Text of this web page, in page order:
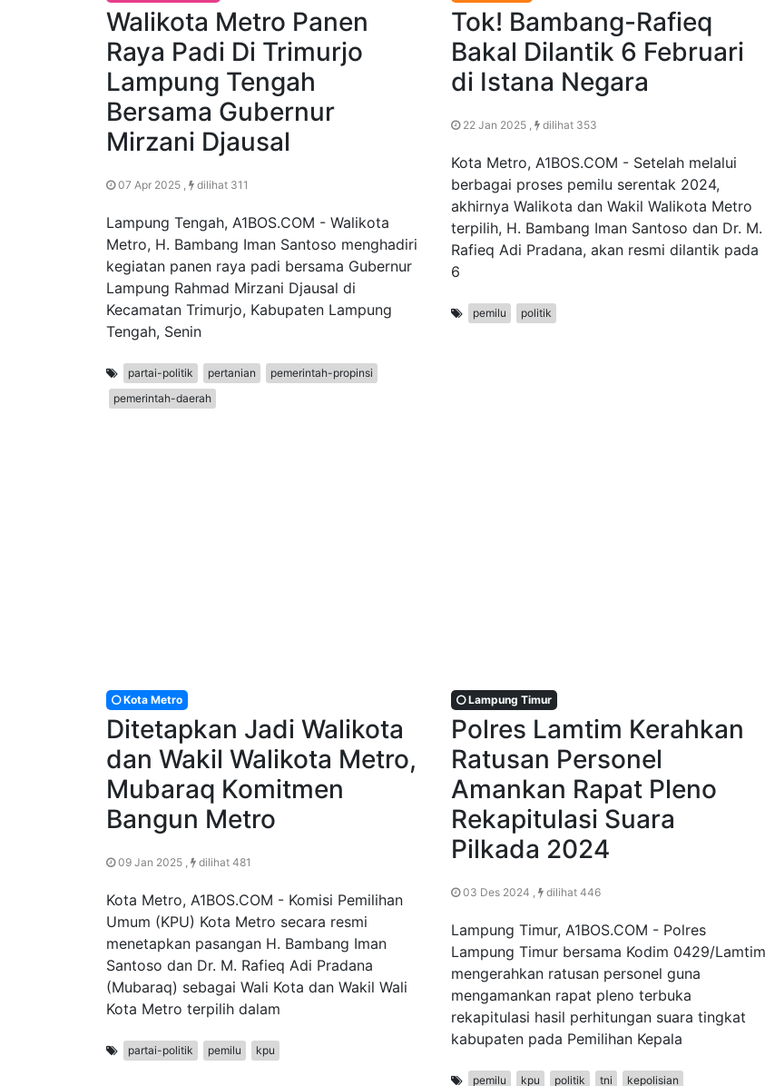
Walikota Metro Panen
Raya Padi Di Trimurjo
Lampung Tengah
Bersama Gubernur
Mirzani Djausal
07 Apr 2025 , dilihat 311
Lampung Tengah, A1BOS.COM - Walikota
Metro, H. Bambang Iman Santoso menghadiri
kegiatan panen raya padi bersama Gubernur
Lampung Rahmad Mirzani Djausal di
Kecamatan Trimurjo, Kabupaten Lampung
Tengah, Senin
partai-politik pertanian
pemerintah-propinsi
pemerintah-daerah
Tok! Bambang-Rafieq
Bakal Dilantik 6 Februari
di Istana Negara
22 Jan 2025 , dilihat 353
Kota Metro, A1BOS.COM - Setelah melalui
berbagai proses pemilu serentak 2024,
akhirnya Walikota dan Wakil Walikota Metro
terpilih, H. Bambang Iman Santoso dan Dr. M.
Rafieq Adi Pradana, akan resmi dilantik pada
6
pemilu politik
Kota Metro
Ditetapkan Jadi Walikota
dan Wakil Walikota Metro,
Mubaraq Komitmen
Bangun Metro
09 Jan 2025 , dilihat 481
Kota Metro, A1BOS.COM - Komisi Pemilihan
Umum (KPU) Kota Metro secara resmi
menetapkan pasangan H. Bambang Iman
Santoso dan Dr. M. Rafieq Adi Pradana
(Mubaraq) sebagai Wali Kota dan Wakil Wali
Kota Metro terpilih dalam
partai-politik pemilu kpu
Lampung Timur
Polres Lamtim Kerahkan
Ratusan Personel
Amankan Rapat Pleno
Rekapitulasi Suara
Pilkada 2024
03 Des 2024 , dilihat 446
Lampung Timur, A1BOS.COM - Polres
Lampung Timur bersama Kodim 0429/Lamtim
mengerahkan ratusan personel guna
mengamankan rapat pleno terbuka
rekapitulasi hasil perhitungan suara tingkat
kabupaten pada Pemilihan Kepala
pemilu kpu politik tni kepolisian